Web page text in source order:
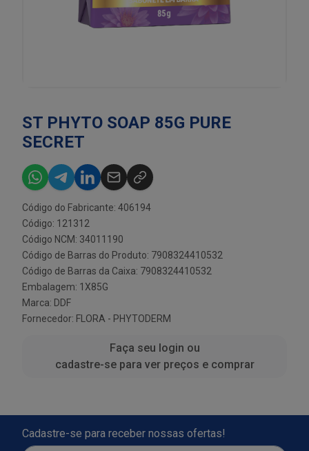
ST PHYTO SOAP 85G PURE
SECRET
Código do Fabricante: 406194
Código: 121312
Código NCM: 34011190
Código de Barras do Produto: 7908324410532
Código de Barras da Caixa: 7908324410532
Embalagem: 1X85G
Marca: DDF
Fornecedor: FLORA - PHYTODERM
Faça seu login ou
cadastre-se para ver preços e comprar
Cadastre-se para receber nossas ofertas!